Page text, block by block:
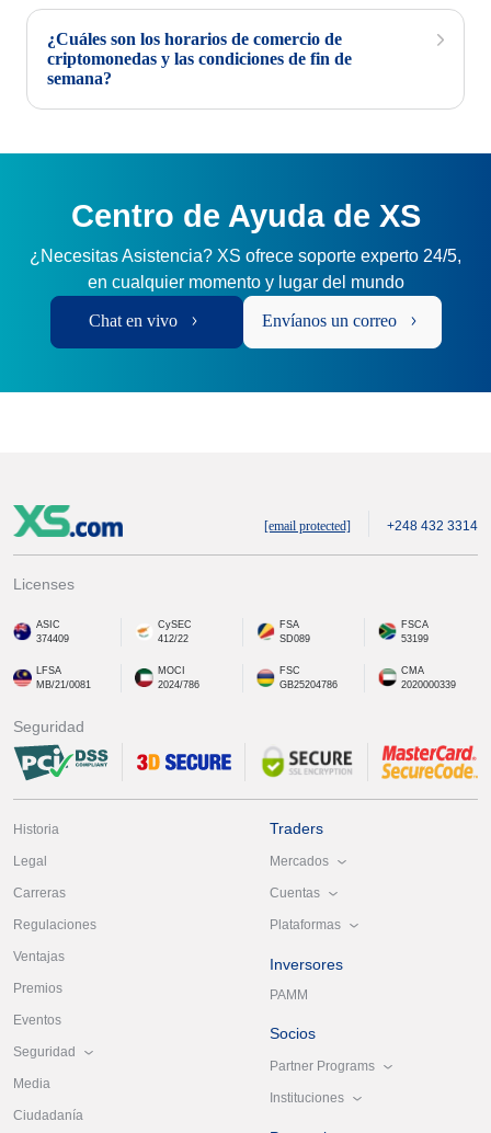
¿Cuáles son los horarios de comercio de
criptomonedas y las condiciones de fin de
semana?
Centro de Ayuda de XS
¿Necesitas Asistencia? XS ofrece soporte experto 24/5,
en cualquier momento y lugar del mundo
Chat en vivo Envíanos un correo
[email protected] +248 432 3314
Licenses
ASIC
374409
CySEC
412/22
FSA
SD089
FSCA
53199
LFSA
MB/21/0081
MOCI
2024/786
FSC
GB25204786
CMA
2020000339
Seguridad
Historia
Legal
Carreras
Regulaciones
Ventajas
Premios
Eventos
Seguridad
Media
Ciudadanía
Traders
Mercados
Cuentas
Plataformas
Inversores
PAMM
Socios
Partner Programs
Instituciones